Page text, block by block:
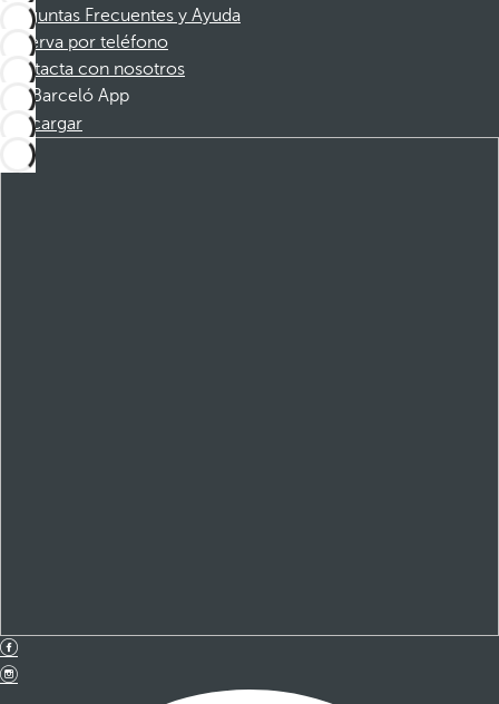
Preguntas Frecuentes y Ayuda
Reserva por teléfono
Contacta con nosotros
Barceló App
Descargar